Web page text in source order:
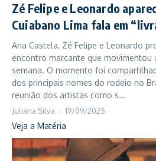
Zé Felipe e Leonardo
Cuiabano Lima fala em
Ana Castela, Zé Felipe e Leonardo
encontro marcante que movimentou
semana. O momento foi
dos principais nomes do rodeio no
reunião dos artistas como s...
Juliana Silva 19/09/2025
Veja a Matéria